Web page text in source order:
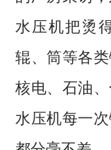
水压机把烫
辊、筒等各
核电、石油
水压机每一